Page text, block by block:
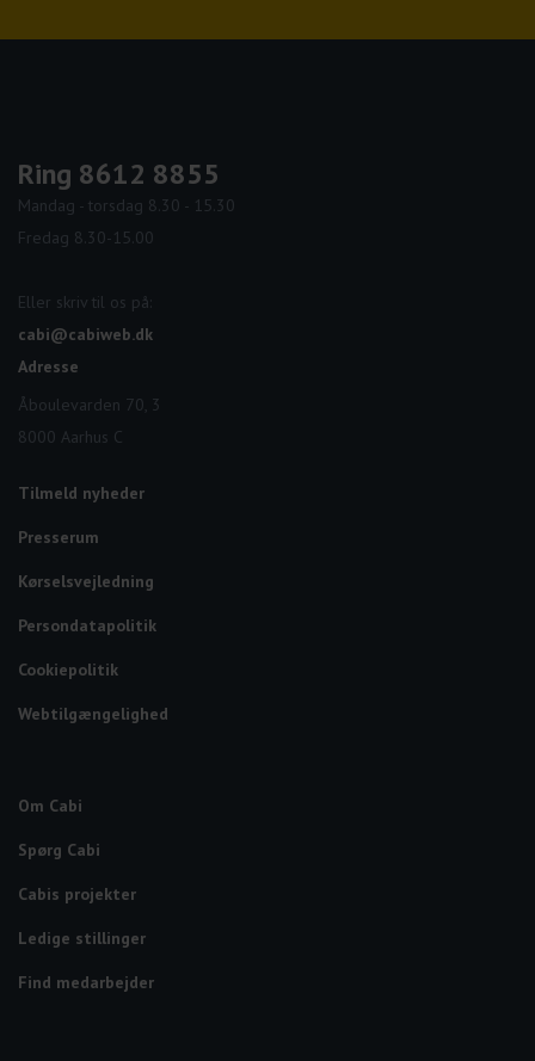
Ring 8612 8855
Mandag - torsdag 8.30 - 15.30
Fredag 8.30-15.00
Eller skriv til os på:
cabi@cabiweb.dk
Adresse
Åboulevarden 70, 3
8000 Aarhus C
Tilmeld nyheder
Presserum
Kørselsvejledning
Persondatapolitik
Cookiepolitik
Webtilgængelighed
Om Cabi
Spørg Cabi
Cabis projekter
Ledige stillinger
Find medarbejder